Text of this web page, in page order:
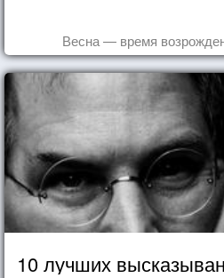
Весна — время
10 лучших